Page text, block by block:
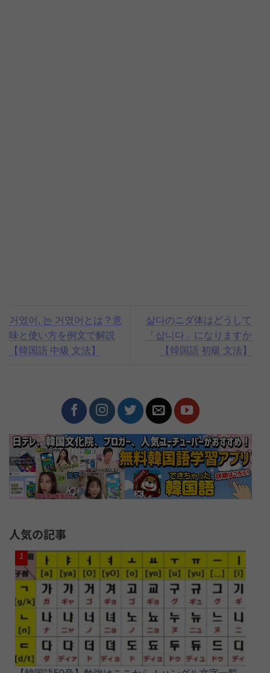
거였어, 는 거였어とは？意
味と使い方を例文で解説
【韓国語 中級 文法】
살다のニダ体はどうして
「삽니다」になりますか
【韓国語 初級 文法】
人気の記事